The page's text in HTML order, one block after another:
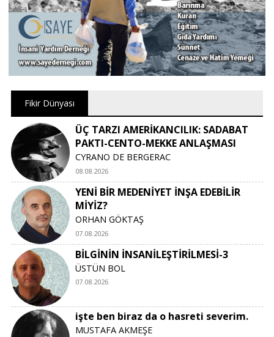
Fikir Dünyası
ÜÇ TARZI AMERİKANCILIK: SADABAT
PAKTI-CENTO-MEKKE ANLAŞMASI
CYRANO DE BERGERAC
08.08.2026
YENİ BİR MEDENİYET İNŞA EDEBİLİR
MİYİZ?
ORHAN GÖKTAŞ
07.08.2026
BİLGİNİN İNSANİLEŞTİRİLMESİ-3
ÜSTÜN BOL
07.08.2026
işte ben biraz da o hasreti severim.
MUSTAFA AKMEŞE